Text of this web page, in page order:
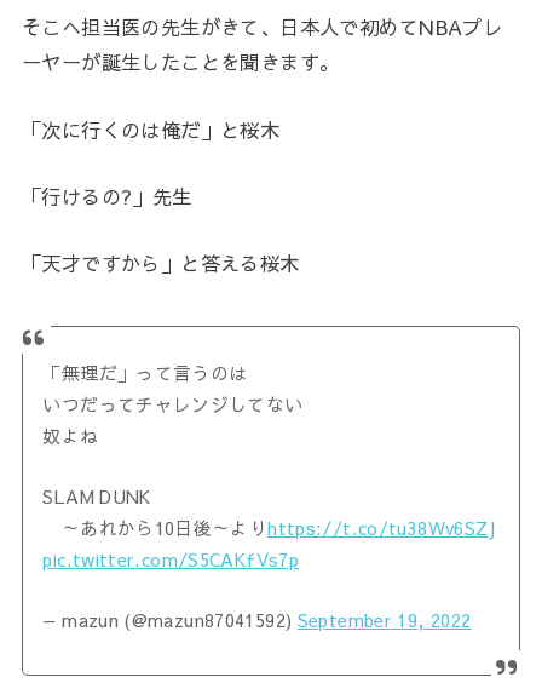
そこへ担当医の先生がきて、日本人で初めてNBAプレ
ーヤーが誕生したことを聞きます。
「次に行くのは俺だ」と桜木
「行けるの?」先生
「天才ですから」と答える桜木
「無理だ」って言うのは
いつだってチャレンジしてない
奴よね
SLAM DUNK
～あれから10日後～よりhttps://t.co/tu38Wv6SZJ
pic.twitter.com/S5CAKfVs7p
— mazun (@mazun87041592) September 19, 2022